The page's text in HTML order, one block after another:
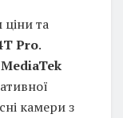
та
Pro.
MediaTek
камери з